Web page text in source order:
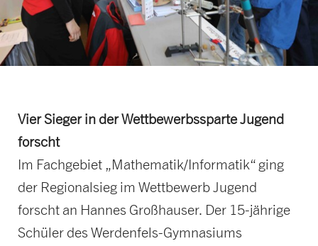
Vier Sieger in der Wettbewerbssparte Jugend
forscht
Im Fachgebiet „Mathematik/Informatik“ ging
der Regionalsieg im Wettbewerb Jugend
forscht an Hannes Großhauser. Der 15-jährige
Schüler des Werdenfels-Gymnasiums